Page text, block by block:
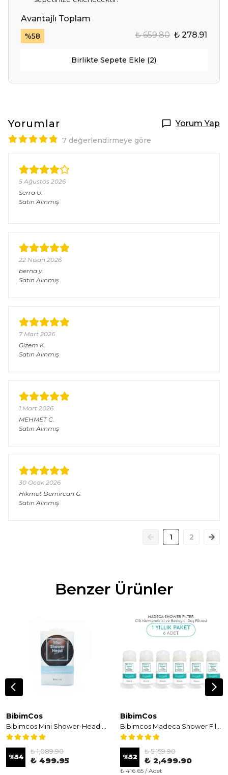
Avantajlı Toplam
%58 ₺ 659.80 ₺ 278.91
Birlikte Sepete Ekle (2)
Yorumlar Yorum Yap
7 değerlendirmeye göre
5 Ağustos 2026
Serra U.
Satın Alınmış
22 Nisan 2026
berna y.
Satın Alınmış
7 Mart 2026
Gizem K.
Satın Alınmış
1 Mart 2026
MEHMET C.
Satın Alınmış
30 Ocak 2026
Hikmet Demircan G.
Satın Alınmış
1 2
Benzer Ürünler
BibimCos
%54
₺ 1,089.90
₺ 499.95
BibimCos
%52
₺ 5,159.90
₺ 2,499.90
₺ 416.65 / Adet